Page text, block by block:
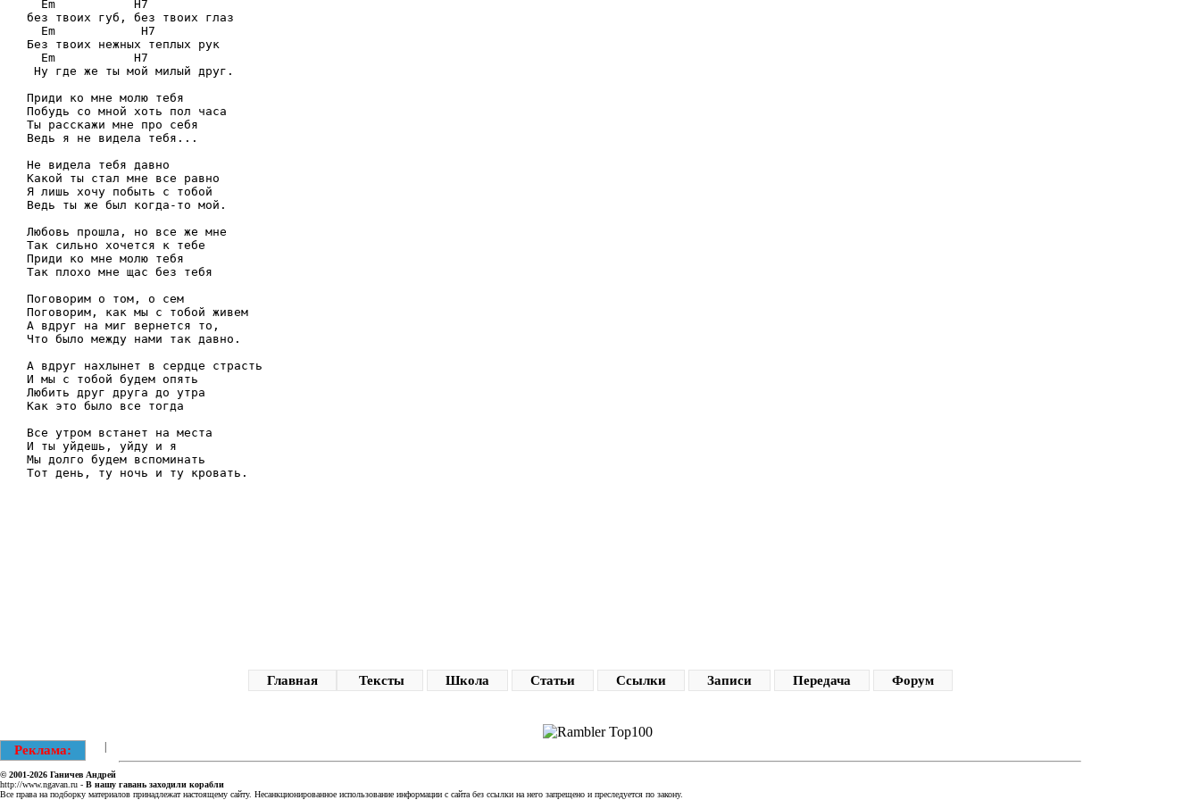
  Em           H7
без твоих губ, без твоих глаз
  Em            H7
Без твоих нежных теплых рук
  Em           H7
Ну где же ты мой милый друг.
Приди ко мне молю тебя
Побудь со мной хоть пол часа
Ты расскажи мне про себя
Ведь я не видела тебя...
Не видела тебя давно
Какой ты стал мне все равно
Я лишь хочу побыть с тобой
Ведь ты же был когда-то мой.
Любовь прошла, но все же мне
Так сильно хочется к тебе
Приди ко мне молю тебя
Так плохо мне щас без тебя
Поговорим о том, о сем
Поговорим, как мы с тобой живем
А вдруг на миг вернется то,
Что было между нами так давно.
А вдруг нахлынет в сердце страсть
И мы с тобой будем опять
Любить друг друга до утра
Как это было все тогда
Все утром встанет на места
И ты уйдешь, уйду и я
Мы долго будем вспоминать
Главная Тексты Школа Статьи Ссылки Записи Передача Форум
Реклама: |
© 2001-2026 Ганичев Андрей
http://www.ngavan.ru - В нашу гавань заходили корабли
Все права на подборку материалов принадлежат настоящему сайту. Несанкционированное использование информации с сайта без ссылки на него запрещено и преследуется по закону.